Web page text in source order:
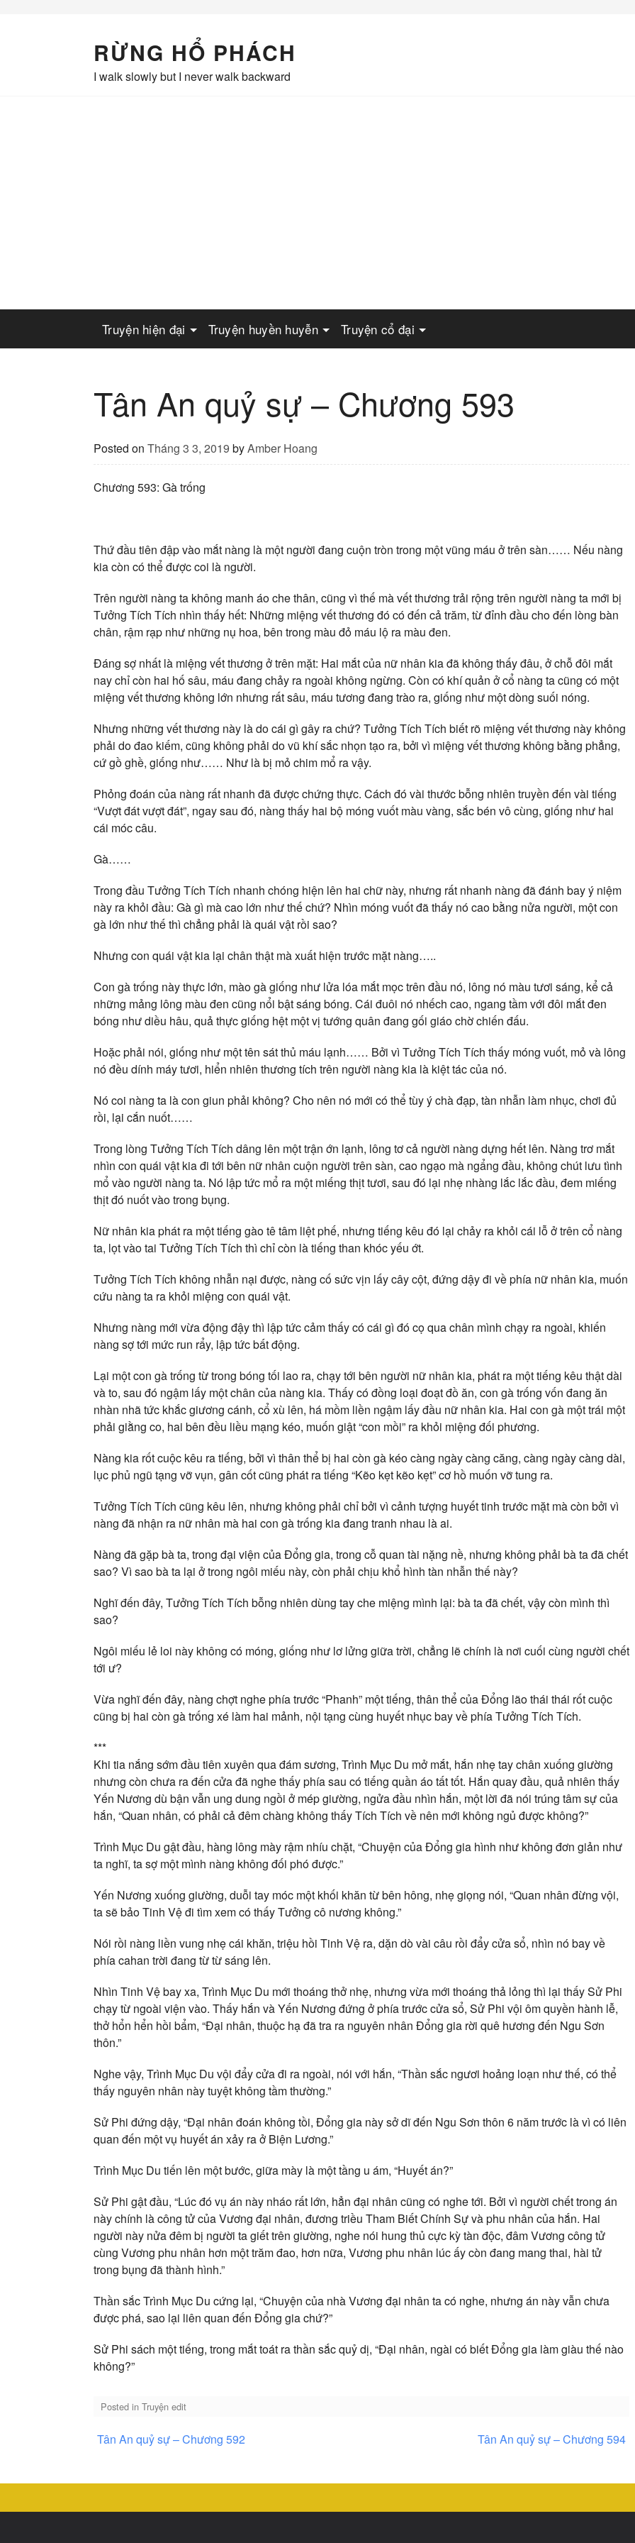
RỪNG HỔ PHÁCH
I walk slowly but I never walk backward
Truyện hiện đại Truyện huyền huyễn Truyện cổ đại
Tân An quỷ sự – Chương 593
Posted on Tháng 3 3, 2019 byAmber Hoang
Chương 593: Gà trống
Thứ đầu tiên đập vào mắt nàng là một người đang cuộn tròn trong một vũng máu ở trên sàn…… Nếu nàng
kia còn có thể được coi là người.
Trên người nàng ta không manh áo che thân, cũng vì thế mà vết thương trải rộng trên người nàng ta mới bị
Tưởng Tích Tích nhìn thấy hết: Những miệng vết thương đó có đến cả trăm, từ đỉnh đầu cho đến lòng bàn
chân, rậm rạp như những nụ hoa, bên trong màu đỏ máu lộ ra màu đen.
Đáng sợ nhất là miệng vết thương ở trên mặt: Hai mắt của nữ nhân kia đã không thấy đâu, ở chỗ đôi mắt
nay chỉ còn hai hố sâu, máu đang chảy ra ngoài không ngừng. Còn có khí quản ở cổ nàng ta cũng có một
miệng vết thương không lớn nhưng rất sâu, máu tương đang trào ra, giống như một dòng suối nóng.
Nhưng những vết thương này là do cái gì gây ra chứ? Tưởng Tích Tích biết rõ miệng vết thương này không
phải do đao kiếm, cũng không phải do vũ khí sắc nhọn tạo ra, bởi vì miệng vết thương không bằng phẳng,
cứ gồ ghề, giống như…… Như là bị mỏ chim mổ ra vậy.
Phỏng đoán của nàng rất nhanh đã được chứng thực. Cách đó vài thước bỗng nhiên truyền đến vài tiếng
“Vượt đát vượt đát”, ngay sau đó, nàng thấy hai bộ móng vuốt màu vàng, sắc bén vô cùng, giống như hai
cái móc câu.
Gà……
Trong đầu Tưởng Tích Tích nhanh chóng hiện lên hai chữ này, nhưng rất nhanh nàng đã đánh bay ý niệm
này ra khỏi đầu: Gà gì mà cao lớn như thế chứ? Nhìn móng vuốt đã thấy nó cao bằng nửa người, một con
gà lớn như thế thì chẳng phải là quái vật rồi sao?
Nhưng con quái vật kia lại chân thật mà xuất hiện trước mặt nàng…..
Con gà trống này thực lớn, mào gà giống như lửa lóa mắt mọc trên đầu nó, lông nó màu tươi sáng, kể cả
những mảng lông màu đen cũng nổi bật sáng bóng. Cái đuôi nó nhếch cao, ngang tầm với đôi mắt đen
bóng như diều hâu, quả thực giống hệt một vị tướng quân đang gối giáo chờ chiến đấu.
Hoặc phải nói, giống như một tên sát thủ máu lạnh…… Bởi vì Tưởng Tích Tích thấy móng vuốt, mỏ và lông
nó đều dính máy tươi, hiển nhiên thương tích trên người nàng kia là kiệt tác của nó.
Nó coi nàng ta là con giun phải không? Cho nên nó mới có thể tùy ý chà đạp, tàn nhẫn làm nhục, chơi đủ
rồi, lại cắn nuốt……
Trong lòng Tưởng Tích Tích dâng lên một trận ớn lạnh, lông tơ cả người nàng dựng hết lên. Nàng trơ mắt
nhìn con quái vật kia đi tới bên nữ nhân cuộn người trên sàn, cao ngạo mà ngẩng đầu, không chút lưu tình
mổ vào người nàng ta. Nó lập tức mổ ra một miếng thịt tươi, sau đó lại nhẹ nhàng lắc lắc đầu, đem miếng
thịt đó nuốt vào trong bụng.
Nữ nhân kia phát ra một tiếng gào tê tâm liệt phế, nhưng tiếng kêu đó lại chảy ra khỏi cái lỗ ở trên cổ nàng
ta, lọt vào tai Tưởng Tích Tích thì chỉ còn là tiếng than khóc yếu ớt.
Tưởng Tích Tích không nhẫn nại được, nàng cố sức vịn lấy cây cột, đứng dậy đi về phía nữ nhân kia, muốn
cứu nàng ta ra khỏi miệng con quái vật.
Nhưng nàng mới vừa động đậy thì lập tức cảm thấy có cái gì đó cọ qua chân mình chạy ra ngoài, khiến
nàng sợ tới mức run rẩy, lập tức bất động.
Lại một con gà trống từ trong bóng tối lao ra, chạy tới bên người nữ nhân kia, phát ra một tiếng kêu thật dài
và to, sau đó ngậm lấy một chân của nàng kia. Thấy có đồng loại đoạt đồ ăn, con gà trống vốn đang ăn
nhàn nhã tức khắc giương cánh, cổ xù lên, há mồm liền ngậm lấy đầu nữ nhân kia. Hai con gà một trái một
phải giằng co, hai bên đều liều mạng kéo, muốn giật “con mồi” ra khỏi miệng đối phương.
Nàng kia rốt cuộc kêu ra tiếng, bởi vì thân thể bị hai còn gà kéo càng ngày càng căng, càng ngày càng dài,
lục phủ ngũ tạng vỡ vụn, gân cốt cũng phát ra tiếng “Kẽo kẹt kẽo kẹt” cơ hồ muốn vỡ tung ra.
Tưởng Tích Tích cũng kêu lên, nhưng không phải chỉ bởi vì cảnh tượng huyết tinh trước mặt mà còn bởi vì
nàng đã nhận ra nữ nhân mà hai con gà trống kia đang tranh nhau là ai.
Nàng đã gặp bà ta, trong đại viện của Đổng gia, trong cỗ quan tài nặng nề, nhưng không phải bà ta đã chết
sao? Vì sao bà ta lại ở trong ngôi miếu này, còn phải chịu khổ hình tàn nhẫn thế này?
Nghĩ đến đây, Tưởng Tích Tích bỗng nhiên dùng tay che miệng mình lại: bà ta đã chết, vậy còn mình thì
sao?
Ngôi miếu lẻ loi này không có móng, giống như lơ lửng giữa trời, chẳng lẽ chính là nơi cuối cùng người chết
tới ư?
Vừa nghĩ đến đây, nàng chợt nghe phía trước “Phanh” một tiếng, thân thể của Đổng lão thái thái rốt cuộc
cũng bị hai còn gà trống xé làm hai mảnh, nội tạng cùng huyết nhục bay về phía Tưởng Tích Tích.
***
Khi tia nắng sớm đầu tiên xuyên qua đám sương, Trình Mục Du mở mắt, hắn nhẹ tay chân xuống giường
nhưng còn chưa ra đến cửa đã nghe thấy phía sau có tiếng quần áo tất tốt. Hắn quay đầu, quả nhiên thấy
Yến Nương dù bận vẫn ung dung ngồi ở mép giường, ngửa đầu nhìn hắn, một lời đã nói trúng tâm sự của
hắn, “Quan nhân, có phải cả đêm chàng không thấy Tích Tích về nên mới không ngủ được không?”
Trình Mục Du gật đầu, hàng lông mày rậm nhíu chặt, “Chuyện của Đổng gia hình như không đơn giản như
ta nghĩ, ta sợ một mình nàng không đối phó được.”
Yến Nương xuống giường, duỗi tay móc một khối khăn từ bên hông, nhẹ giọng nói, “Quan nhân đừng vội,
ta sẽ bảo Tinh Vệ đi tìm xem có thấy Tưởng cô nương không.”
Nói rồi nàng liền vung nhẹ cái khăn, triệu hồi Tinh Vệ ra, dặn dò vài câu rồi đẩy cửa sổ, nhìn nó bay về
phía cahan trời đang từ từ sáng lên.
Nhìn Tinh Vệ bay xa, Trình Mục Du mới thoáng thở nhẹ, nhưng vừa mới thoáng thả lỏng thì lại thấy Sử Phi
chạy từ ngoài viện vào. Thấy hắn và Yến Nương đứng ở phía trước cửa sổ, Sử Phi vội ôm quyền hành lễ,
thở hổn hển hồi bẩm, “Đại nhân, thuộc hạ đã tra ra nguyên nhân Đổng gia rời quê hương đến Ngu Sơn
thôn.”
Nghe vậy, Trình Mục Du vội đẩy cửa đi ra ngoài, nói với hắn, “Thần sắc ngươi hoảng loạn như thế, có thể
thấy nguyên nhân này tuyệt không tầm thường.”
Sử Phi đứng dậy, “Đại nhân đoán không tồi, Đổng gia này sở dĩ đến Ngu Sơn thôn 6 năm trước là vì có liên
quan đến một vụ huyết án xảy ra ở Biện Lương.”
Trình Mục Du tiến lên một bước, giữa mày là một tầng u ám, “Huyết án?”
Sử Phi gật đầu, “Lúc đó vụ án này nháo rất lớn, hẳn đại nhân cũng có nghe tới. Bởi vì người chết trong án
này chính là công tử của Vương đại nhân, đương triều Tham Biết Chính Sự và phu nhân của hắn. Hai
người này nửa đêm bị người ta giết trên giường, nghe nói hung thủ cực kỳ tàn độc, đâm Vương công tử
cùng Vương phu nhân hơn một trăm đao, hơn nữa, Vương phu nhân lúc ấy còn đang mang thai, hài tử
trong bụng đã thành hình.”
Thần sắc Trình Mục Du cứng lại, “Chuyện của nhà Vương đại nhân ta có nghe, nhưng án này vẫn chưa
được phá, sao lại liên quan đến Đổng gia chứ?”
Sử Phi sách một tiếng, trong mắt toát ra thần sắc quỷ dị, “Đại nhân, ngài có biết Đổng gia làm giàu thế nào
không?”
Posted in Truyện edit
Điều
hướng
bài
viết
Tân An quỷ sự – Chương 592 Tân An quỷ sự – Chương 594